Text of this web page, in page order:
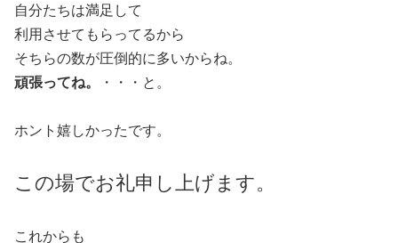
自分たちは満足して
利用させてもらってるから
そちらの数が圧倒的に多いからね。
頑張ってね。
・・・と。
ホント嬉しかったです。
この場でお礼申し上げます。
これからも